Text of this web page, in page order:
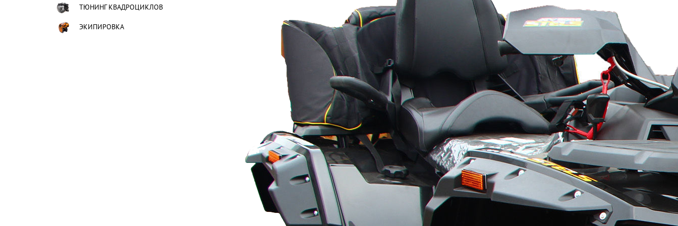
ТЮНИНГ КВАДРОЦИКЛОВ
ЭКИПИРОВКА